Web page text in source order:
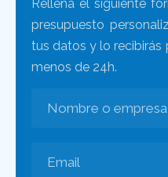
Rellena el siguiente
presupuesto
tus datos y lo recibirás
menos de 24h.